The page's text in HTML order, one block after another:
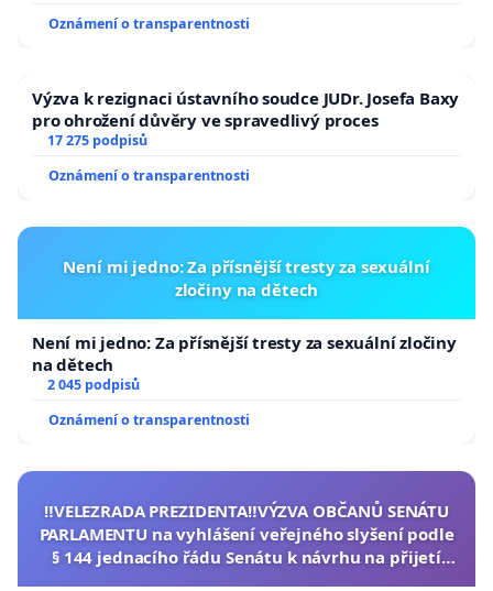
Oznámení o transparentnosti
Výzva k rezignaci ústavního soudce JUDr. Josefa Baxy
pro ohrožení důvěry ve spravedlivý proces
17 275 podpisů
Oznámení o transparentnosti
Není mi jedno: Za přísnější tresty za sexuální
zločiny na dětech
Není mi jedno: Za přísnější tresty za sexuální zločiny
na dětech
2 045 podpisů
Oznámení o transparentnosti
‼️VELEZRADA PREZIDENTA‼️VÝZVA OBČANŮ SENÁTU
PARLAMENTU na vyhlášení veřejného slyšení podle
§ 144 jednacího řádu Senátu k návrhu na přijetí